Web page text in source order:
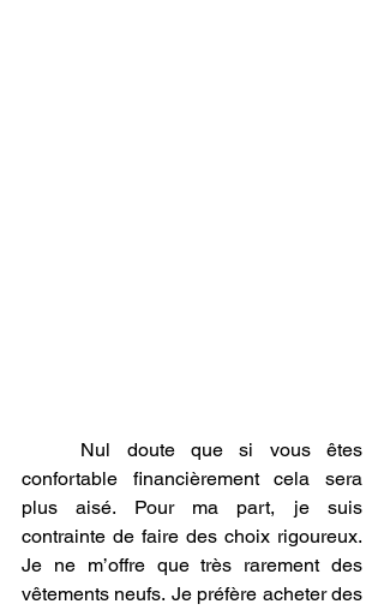
confortable financièrement cela sera
plus aisé. Pour ma part, je suis
contrainte de faire des choix rigoureux.
Je ne m’offre que très rarement des
vêtements neufs. Je préfère acheter des